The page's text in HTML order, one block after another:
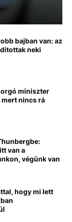
bajban van: az
neki
miniszter
nincs rá
van a
végünk van
hogy mi lett